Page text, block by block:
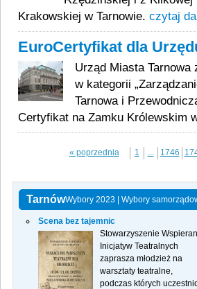
Krakowskiej w Tarnowie. czytaj
EuroCertyfikat dla
Urząd Miasta Tarnowa
w kategorii
Tarnowa i
Certyfikat na Zamku Królewskim
« poprzednia 1 ... 1746
TarnówWybory 2023 Wybory
Scena bez tajemnic
Stowarzyszenie
Inicjatyw Teatralnych
zaprasza młodzież na
warsztaty teatralne,
podczas których